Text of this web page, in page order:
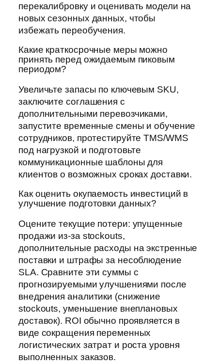
перекалибровку и оценивать модели на
новых сезонных данных, чтобы
избежать переобучения.
Какие краткосрочные меры можно
принять перед ожидаемым пиковым
периодом?
Увеличьте запасы по ключевым SKU,
заключите соглашения с
дополнительными перевозчиками,
запустите временные смены и обучение
сотрудников, протестируйте TMS/WMS
под нагрузкой и подготовьте
коммуникационные шаблоны для
клиентов о возможных сроках доставки.
Как оценить окупаемость инвестиций в
улучшение подготовки данных?
Оцените текущие потери: упущенные
продажи из-за stockouts,
дополнительные расходы на экстренные
поставки и штрафы за несоблюдение
SLA. Сравните эти суммы с
прогнозируемыми улучшениями после
внедрения аналитики (снижение
stockouts, уменьшение внеплановых
доставок). ROI обычно проявляется в
виде сокращения переменных
логистических затрат и роста уровня
выполненных заказов.